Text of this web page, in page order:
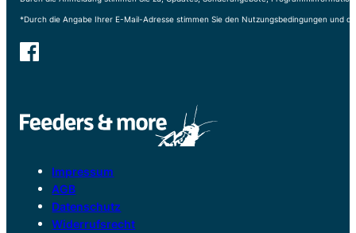
*Durch die Angabe Ihrer E-Mail-Adresse stimmen Sie den Nutzungsbedingungen und
Impressum
AGB
Datenschutz
Widerrufsrecht